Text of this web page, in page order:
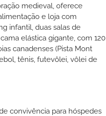
medieval, oferece
e loja com
infantil, duas salas de
elástica gigante, com 120
canadenses (Pista Mont
tênis, futevôlei, vôlei de
convivência para hóspedes